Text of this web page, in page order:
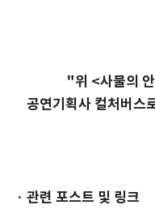
"위 <사물의
공연기획사 컬처버스
· 관련 포스트 및 링크